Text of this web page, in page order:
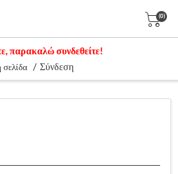
(0)
παρακαλώ συνδεθείτε!
σελίδα / Σύνδεση